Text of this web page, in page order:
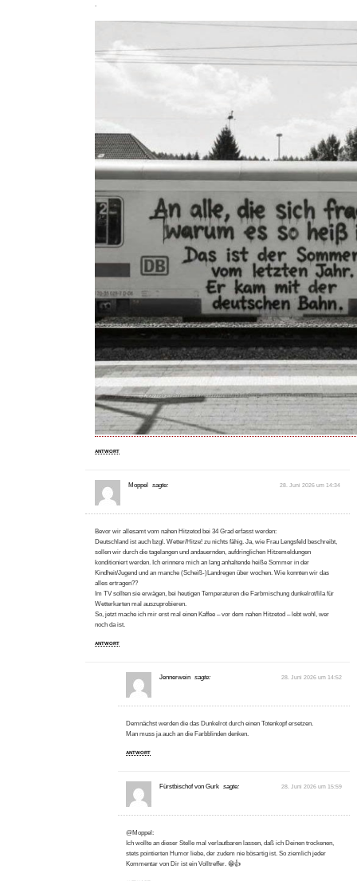
.
ANTWORT
Moppel sagte: 28. Juni 2026 um 14:34
Bevor wir allesamt vom nahen Hitzetod bei 34 Grad erfasst werden:
Deutschland ist auch bzgl. Wetter/Hitze! zu nichts fähig. Ja, wie Frau Lengsfeld beschreibt,
sollen wir durch die tagelangen und andauernden, aufdringlichen Hitzemeldungen
konditioniert werden. Ich erinnere mich an lang anhaltende heiße Sommer in der
Kindheit/Jugend und an manche (Scheiß-)Landregen über wochen. Wie konnten wir das
alles ertragen??
Im TV sollten sie erwägen, bei heutigen Temperaturen die Farbmischung dunkelrot/lila für
Wetterkarten mal auszuprobieren.
So, jetzt mache ich mir erst mal einen Kaffee – vor dem nahen Hitzetod – lebt wohl, wer
noch da ist.
ANTWORT
Jennerwein sagte: 28. Juni 2026 um 14:52
Demnächst werden die das Dunkelrot durch einen Totenkopf ersetzen.
Man muss ja auch an die Farbblinden denken.
ANTWORT
Fürstbischof von Gurk sagte: 28. Juni 2026 um 15:59
@Moppel:
Ich wollte an dieser Stelle mal verlautbaren lassen, daß ich Deinen trockenen,
stets pointierten Humor liebe, der zudem nie bösartig ist. So ziemlich jeder
Kommentar von Dir ist ein Volltreffer. 😁👍